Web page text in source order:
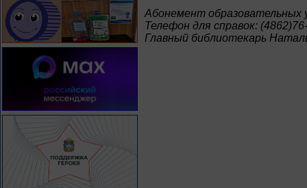
Абонемент образовательных
Телефон для справок:
Главный библиотекарь